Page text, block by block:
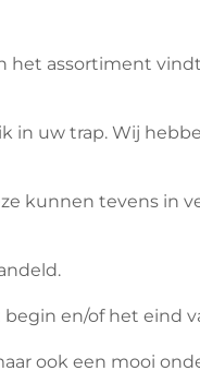
het assortiment
in uw trap. Wij
kunnen tevens in
en/of het eind
ook een mooi